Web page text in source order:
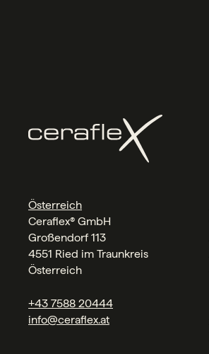
Österreich
Ceraflex® GmbH
Großendorf 113
4551 Ried im Traunkreis
Österreich
+43 7588 20444
info@ceraflex.at